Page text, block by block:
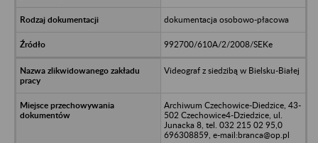
dokumentacja osobowo-płacowa
992700/610A/2/2008/SEKe
Videograf z siedzibą w Bielsku-Białej
Archiwum Czechowice-Diedzice, 43-
502 Czechowice4-Dziedzice, ul.
Junacka 8, tel. 032 215 02 95,0
696308859, e-mail:branca@op.pl